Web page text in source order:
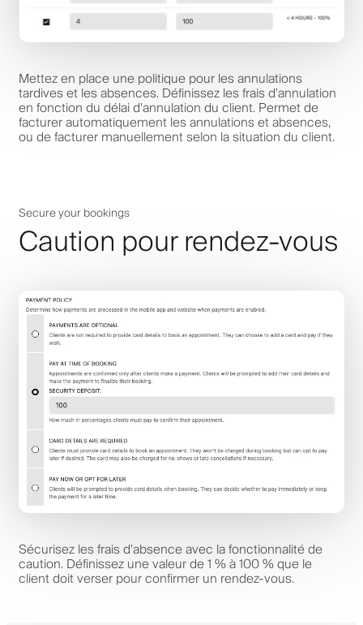
Mettez en place une politique pour les annulations
tardives et les absences. Définissez les frais d'annulation
en fonction du délai d'annulation du client. Permet de
facturer automatiquement les annulations et absences,
ou de facturer manuellement selon la situation du client.
Secure your bookings
Caution pour rendez-vous
Sécurisez les frais d'absence avec la fonctionnalité de
caution. Définissez une valeur de 1 % à 100 % que le
client doit verser pour confirmer un rendez-vous.